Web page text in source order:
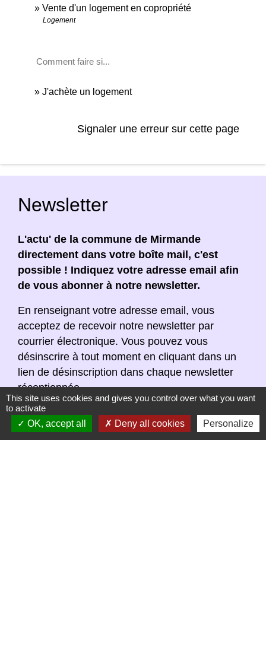
Vente d'un logement en copropriété
Logement
Comment faire si...
J'achète un logement
Signaler une erreur sur cette page
Newsletter
L'actu' de la commune de Mirmande
directement dans votre boîte mail, c'est
possible ! Indiquez votre adresse email afin
de vous abonner à notre newsletter.
En renseignant votre adresse email, vous
acceptez de recevoir notre newsletter par
courrier électronique. Vous pouvez vous
désinscrire à tout moment en cliquant dans un
lien de désinscription dans chaque newsletter
réceptionnée.
This site uses cookies and gives you control over what you want
to activate
OK, accept all
Deny all cookies Personalize